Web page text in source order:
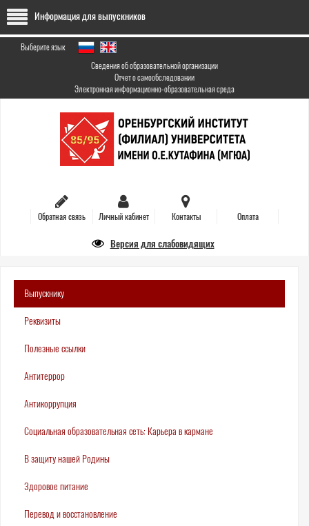
Перейти
основному
содержанию
Информация для выпускников
Выберите язык
Сведения об образовательной организации
Отчет о самообследовании
Электронная информационно-образовательная среда
Обратная связь Личный кабинет Контакты Оплата
Версия для слабовидящих
Выпускнику
Реквизиты
Полезные ссылки
Антитеррор
Антикоррупция
Социальная образовательная сеть: Карьера в кармане
В защиту нашей Родины
Здоровое питание
Перевод и восстановление